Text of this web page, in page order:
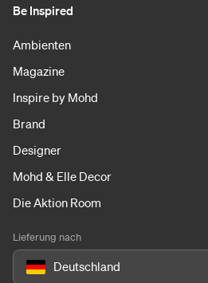
Be Inspired
Ambienten
Magazine
Inspire by Mohd
Brand
Designer
Mohd & Elle Decor
Die Aktion Room
Lieferung nach
Deutschland